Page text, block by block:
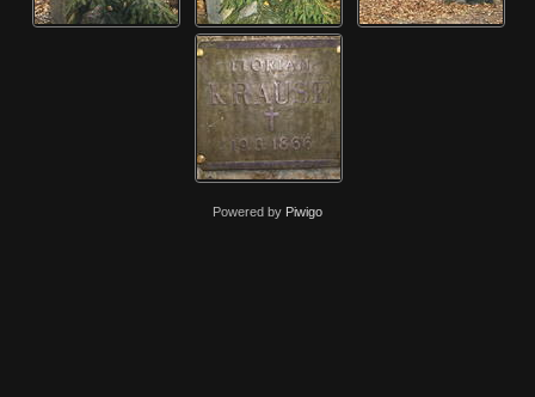
Powered by Piwigo